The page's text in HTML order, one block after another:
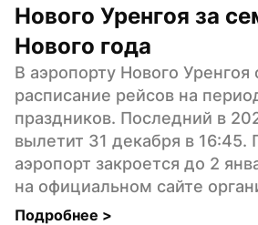
Нового Уренгоя за
Нового года
В аэропорту Нового
расписание рейсов на
праздников. Последний в
вылетит 31 декабря в 16:45.
аэропорт закроется до 2
на официальном сайте
Подробнее >